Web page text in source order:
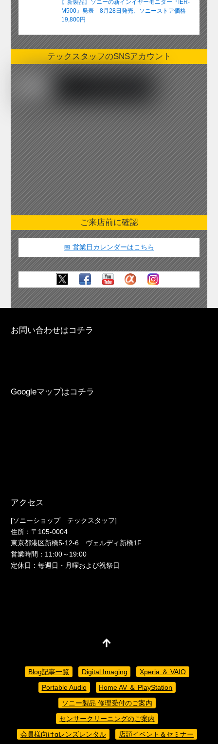
〖新製品〗ソニーの新インイヤーモニター『IER-
M500』発表 8月28日発売、ソニーストア価格
19,800円
テックスタッフのSNSアカウント
ご来店前に確認
📅 営業日カレンダーはこちら
お問い合わせはコチラ
Googleマップはコチラ
アクセス
[ソニーショップ テックスタッフ]
住所：〒105-0004
東京都港区新橋5-12-6 ヴェルディ新橋1F
営業時間：11:00～19:00
定休日：毎週日・月曜および祝祭日
Blog記事一覧 Digital Imaging
Xperia ＆ VAIO
Portable Audio
Home AV ＆ PlayStation
ソニー製品 修理受付のご案内
センサークリーニングのご案内
会員様向けαレンズレンタル
店頭イベント＆セミナー